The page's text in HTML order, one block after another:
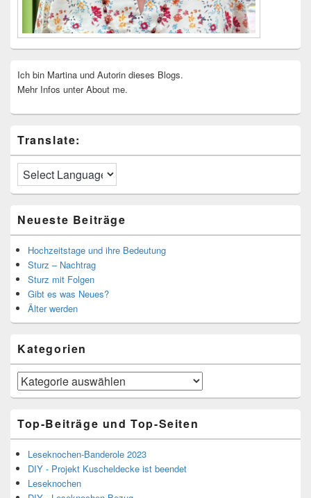
Ich bin Martina und Autorin dieses Blogs.
Mehr Infos unter About me.
Translate:
Neueste Beiträge
Hochzeitstage und ihre Bedeutung
Sturz – Nachtrag
Sturz mit Folgen
Gibt es was Neues?
Älter werden
Kategorien
Kategorien
Top-Beiträge und Top-Seiten
Leseknochen-Banderole 2023
DIY - Projekt Kuscheldecke ist beendet
Leseknochen